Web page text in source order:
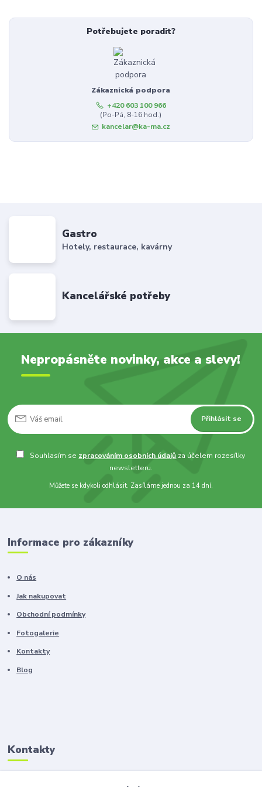
Potřebujete poradit?
Zákaznická podpora
+420 603 100 966
(Po-Pá, 8-16 hod.)
kancelar@ka-ma.cz
Gastro
Hotely, restaurace, kavárny
Kancelářské potřeby
Nepropásněte novinky, akce a slevy!
Přihlásit se
Souhlasím se zpracováním osobních údajů za účelem rozesílky
newsletteru.
Můžete se kdykoli odhlásit. Zasíláme jednou za 14 dní.
Informace pro zákazníky
O nás
Jak nakupovat
Obchodní podmínky
Fotogalerie
Kontakty
Blog
Kontakty